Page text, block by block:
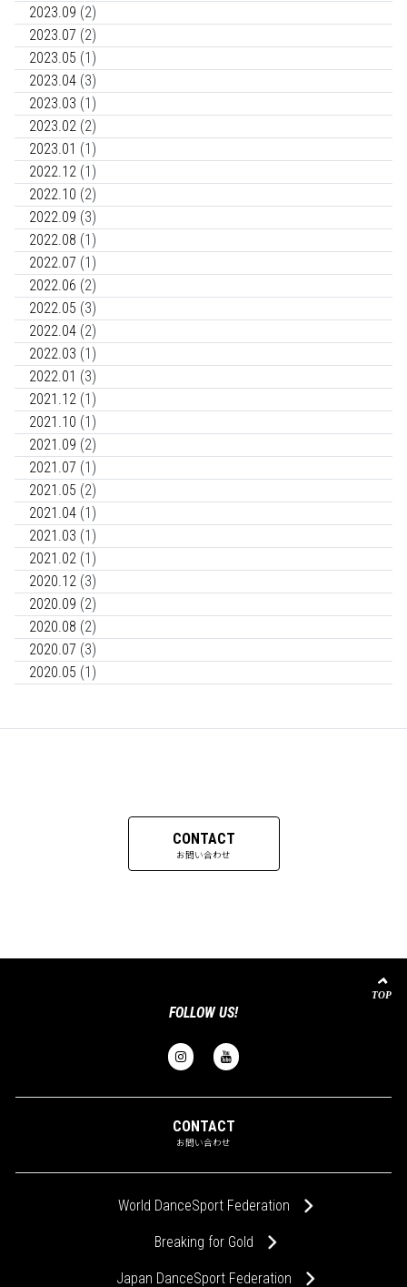
2023.09 (2)
2023.07 (2)
2023.05 (1)
2023.04 (3)
2023.03 (1)
2023.02 (2)
2023.01 (1)
2022.12 (1)
2022.10 (2)
2022.09 (3)
2022.08 (1)
2022.07 (1)
2022.06 (2)
2022.05 (3)
2022.04 (2)
2022.03 (1)
2022.01 (3)
2021.12 (1)
2021.10 (1)
2021.09 (2)
2021.07 (1)
2021.05 (2)
2021.04 (1)
2021.03 (1)
2021.02 (1)
2020.12 (3)
2020.09 (2)
2020.08 (2)
2020.07 (3)
2020.05 (1)
CONTACT
お問い合わせ
FOLLOW US!
CONTACT
お問い合わせ
World DanceSport Federation
Breaking for Gold
Japan DanceSport Federation